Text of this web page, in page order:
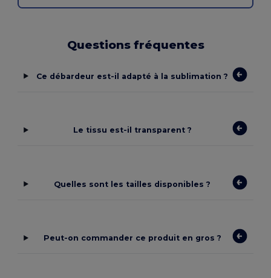
Questions fréquentes
Ce débardeur est-il adapté à la sublimation ?
Le tissu est-il transparent ?
Quelles sont les tailles disponibles ?
Peut-on commander ce produit en gros ?